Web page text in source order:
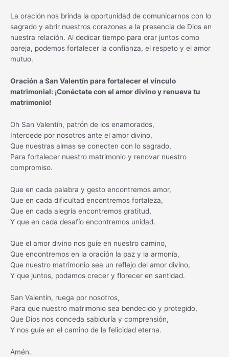
La oración nos brinda la oportunidad de comunicarnos con lo
sagrado y abrir nuestros corazones a la presencia de Dios en
nuestra relación. Al dedicar tiempo para orar juntos como
pareja, podemos fortalecer la confianza, el respeto y el amor
mutuo.
Oración a San Valentín para fortalecer el vínculo
matrimonial: ¡Conéctate con el amor divino y renueva tu
matrimonio!
Oh San Valentín, patrón de los enamorados,
Intercede por nosotros ante el amor divino,
Que nuestras almas se conecten con lo sagrado,
Para fortalecer nuestro matrimonio y renovar nuestro
compromiso.
Que en cada palabra y gesto encontremos amor,
Que en cada dificultad encontremos fortaleza,
Que en cada alegría encontremos gratitud,
Y que en cada desafío encontremos unidad.
Que el amor divino nos guíe en nuestro camino,
Que encontremos en la oración la paz y la armonía,
Que nuestro matrimonio sea un reflejo del amor divino,
Y que juntos, podamos crecer y florecer en santidad.
San Valentín, ruega por nosotros,
Para que nuestro matrimonio sea bendecido y protegido,
Que Dios nos conceda sabiduría y comprensión,
Y nos guíe en el camino de la felicidad eterna.
Amén.